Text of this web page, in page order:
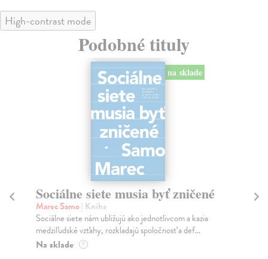
High-contrast mode
Podobné tituly
na sklade
Sociálne siete musia byť zničené
Marec Samo| Kniha
Sociálne siete nám ubližujú ako jednotlivcom a kazia
medziľudské vzťahy, rozkladajú spoločnosť a def...
Na sklade ?